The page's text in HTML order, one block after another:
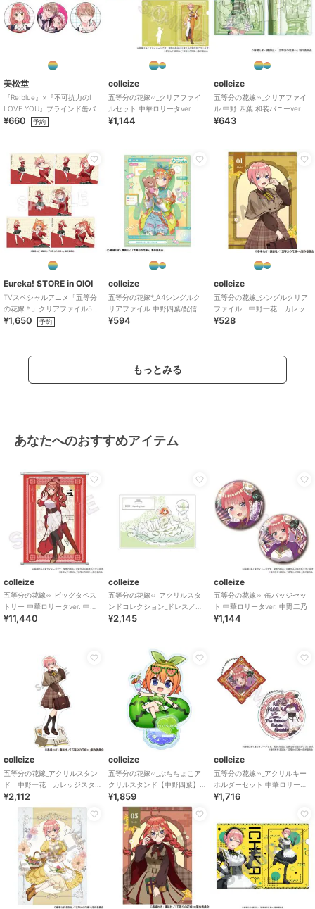
colleize
メAni-Art Tシャツ キミ
ドリメンズ
¥ 5,691
グラ NEW LINK_スリム
タペストリー vol.3 両備
B
¥3,575
_ROBOT魂＜SIDE MS＞
RX-178 ガンダムMk-
II（エゥーゴ仕様）
12,155
colleize
【ランダム】名探偵プリ
キュア!_プリキュアブレ
ス 【BOX/6個入り】
3,168
colleize
私を喰べたい、ひとでな
し_社 美胡 BIGアクリル
2,376
ブルーロック_A4シング
ルクリアファイル 潔
世一・糸師 凛／アクロ
美松堂
『Re:blue』×『不可抗力のI
LOVE YOU』ブラインド缶バ
ッジ（全6種）
¥660 予約
colleize
五等分の花嫁∽_クリアファイ
ルセット 中華ロリータver. 中
野一花
¥1,144
colleize
五等分の花嫁∽_クリアファイ
ル 中野 四葉 和装バニーver.
¥643
Eureka! STORE in OIOI
TVスペシャルアニメ「五等分
の花嫁＊」クリアファイル5種
セット
¥1,650 予約
colleize
五等分の花嫁*_A4シングルク
リアファイル 中野四葉/配信者
なりきり
¥594
colleize
五等分の花嫁_シングルクリア
ファイル 中野一花 カレッ
ジスタイル
¥528
もっとみる
あなたへのおすすめアイテム
colleize
五等分の花嫁∽_ビッグタペス
トリー 中華ロリータver. 中野
五月
¥11,440
colleize
五等分の花嫁∽_アクリルスタ
ンドコレクション_ドレス／中
野四葉
¥2,145
colleize
五等分の花嫁∽_缶バッジセッ
ト 中華ロリータver. 中野二乃
¥1,144
colleize
五等分の花嫁_アクリルスタン
ド 中野一花 カレッジスタ
イル
¥2,112
colleize
五等分の花嫁∽_ぷちちょこア
クリルスタンド【中野四葉】
バカンスver.
¥1,859
colleize
五等分の花嫁∽_アクリルキー
ホルダーセット 中華ロリータ
ver. 中野二乃
¥1,716